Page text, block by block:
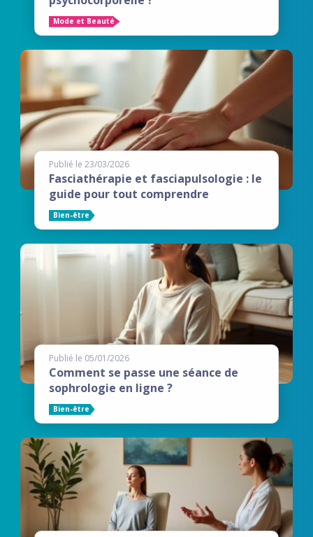
Mode et Beauté
Publié le 23/03/2026
Fasciathérapie et fasciapulsologie : le
guide pour tout comprendre
Bien-être
Publié le 05/01/2026
Comment se passe une séance de
sophrologie en ligne ?
Bien-être